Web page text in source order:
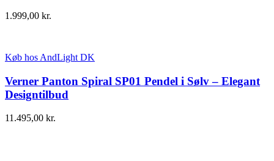
1.999,00 kr.
Køb hos AndLight DK
Verner Panton Spiral SP01 Pendel i Sølv – Elegant
Designtilbud
11.495,00 kr.